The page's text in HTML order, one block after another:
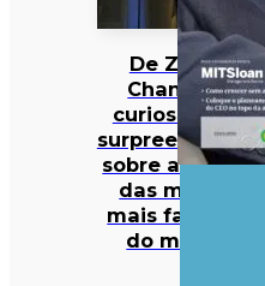
De Zara a
Chanel: 12
curiosidades
surpreendentes
sobre algumas
das marcas
mais famosas
do mundo